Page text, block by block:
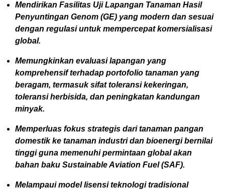
Mendirikan Fasilitas Uji Lapangan Tanaman Hasil
Penyuntingan Genom (GE) yang modern dan sesuai
dengan regulasi untuk mempercepat komersialisasi
global.
Memungkinkan evaluasi lapangan yang
komprehensif terhadap portofolio tanaman yang
beragam, termasuk sifat toleransi kekeringan,
toleransi herbisida, dan peningkatan kandungan
minyak.
Memperluas fokus strategis dari tanaman pangan
domestik ke tanaman industri dan bioenergi bernilai
tinggi guna memenuhi permintaan global akan
bahan baku Sustainable Aviation Fuel (SAF).
Melampaui model lisensi teknologi tradisional